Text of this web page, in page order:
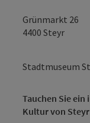
Grünmarkt 26
4400 Steyr
Stadtmuseum
Tauchen Sie ein
Kultur von